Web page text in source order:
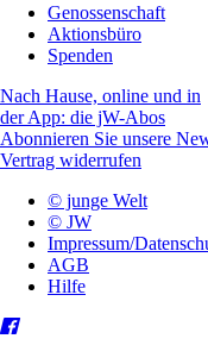
Genossenschaft
Aktionsbüro
Spenden
Nach Hause, online und in
der App: die jW-Abos
Abonnieren Sie unsere
Vertrag widerrufen
© junge Welt
© JW
Impressum/
AGB
Hilfe